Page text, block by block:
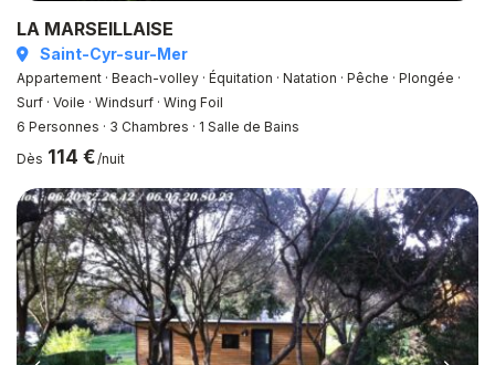
LA MARSEILLAISE
Saint-Cyr-sur-Mer
Appartement · Beach-volley · Équitation · Natation · Pêche · Plongée ·
Surf · Voile · Windsurf · Wing Foil
6 Personnes · 3 Chambres · 1 Salle de Bains
Dès 114 €/nuit